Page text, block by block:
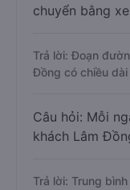
chuyển bằng
Trả lời: Đoạn
Đồng có chiều
Câu hỏi: Mỗi
khách Lâm
Trả lời: Trung